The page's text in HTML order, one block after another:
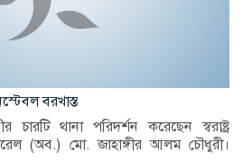
বরখাস্ত
চারটি থানা পরিদর্শন করেছেন স্বরাষ্ট্র
(অব.) মো. জাহাঙ্গীর আলম চৌধুরী।